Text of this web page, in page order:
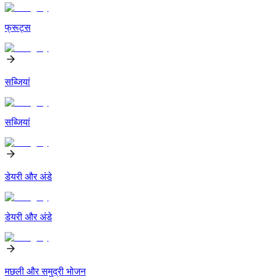
फ्रूट्स
सब्जियां
सब्जियां
डेयरी और अंडे
डेयरी और अंडे
मछली और समुद्री भोजन